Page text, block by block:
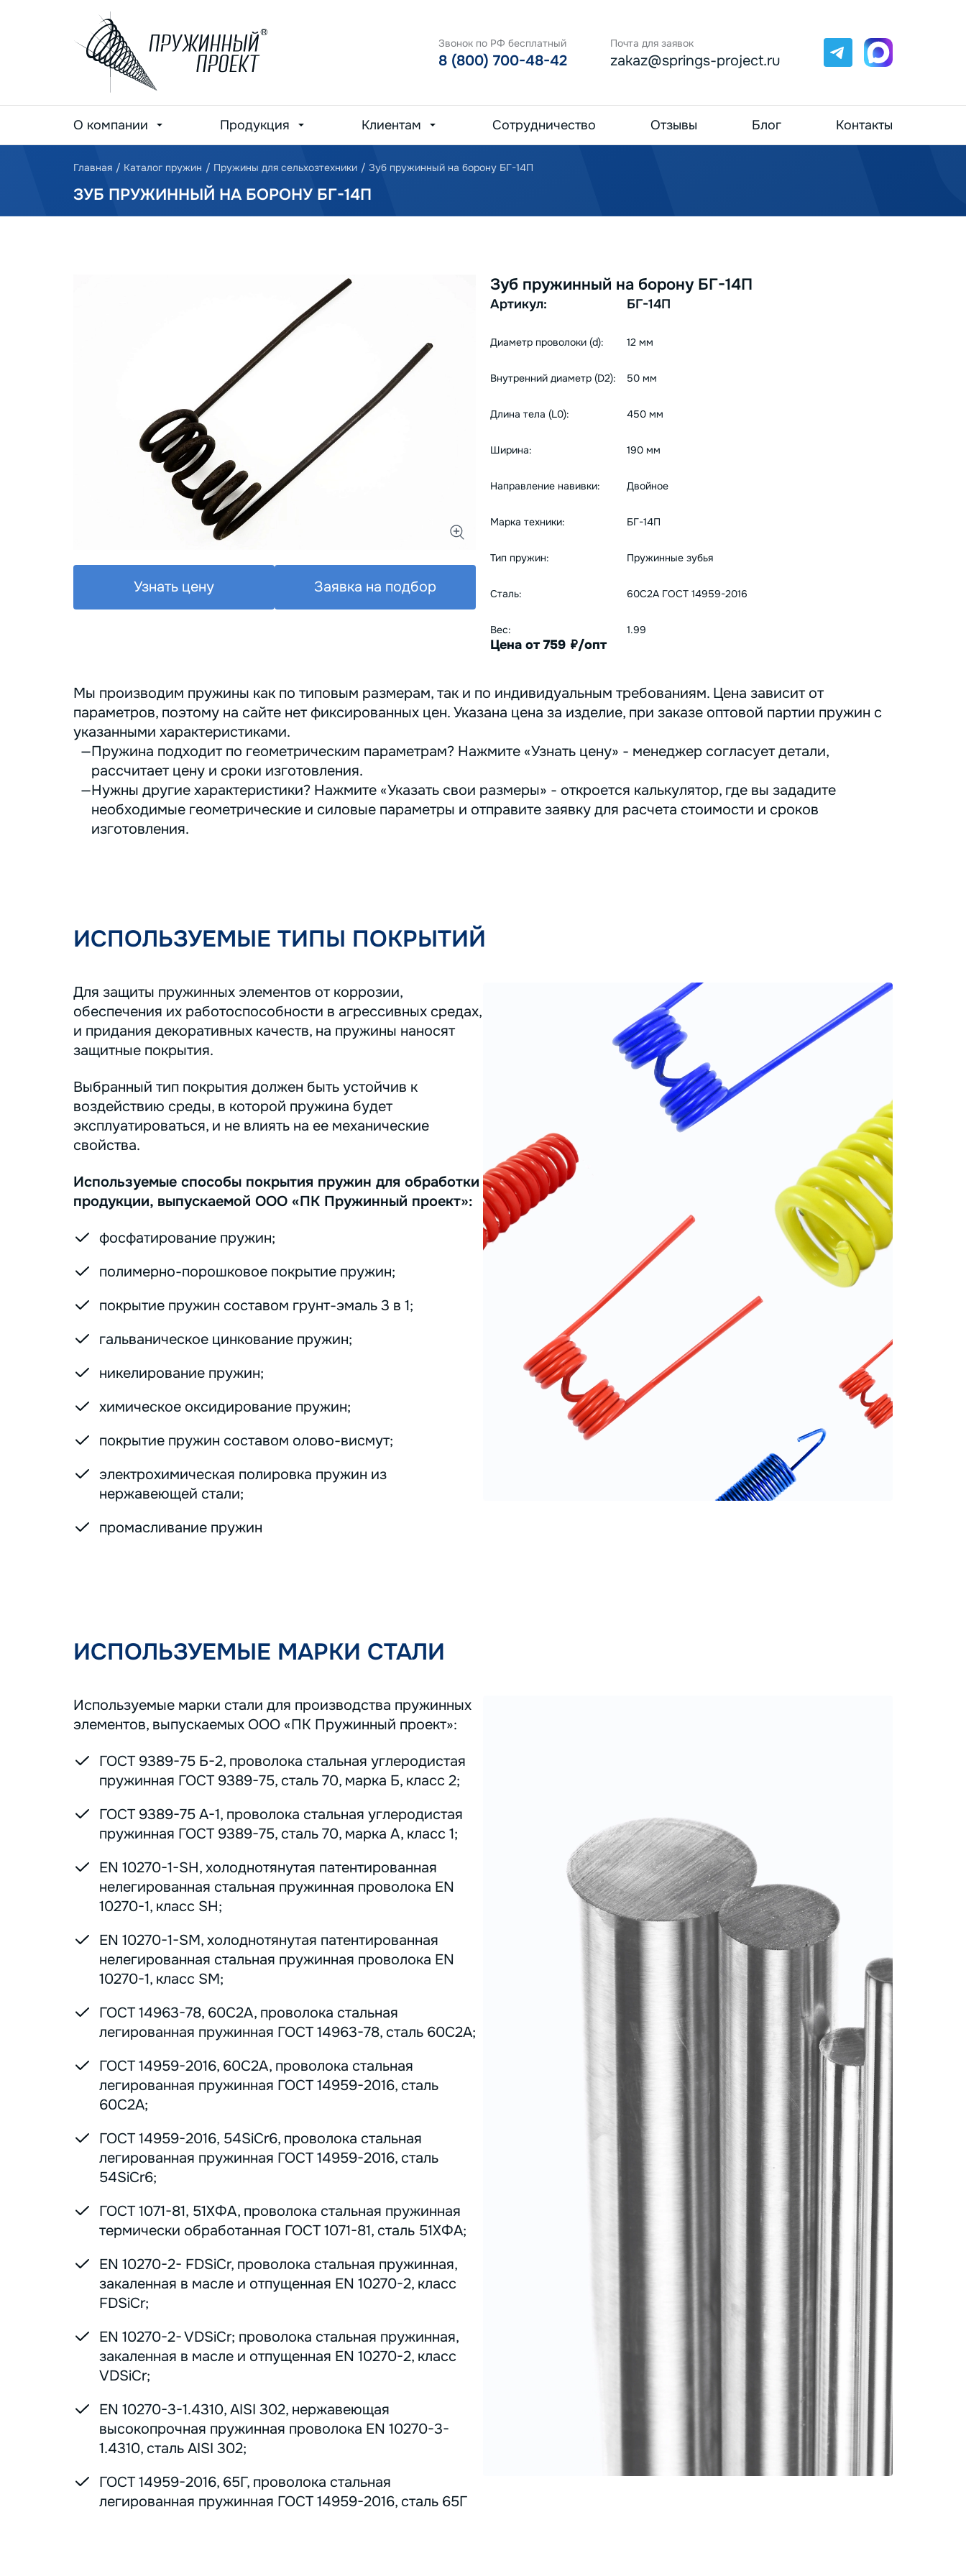
Звонок по РФ бесплатный
8 (800) 700-48-42
Почта для заявок
zakaz@springs-project.ru
Telegram
О компании Продукция Клиентам Сотрудничество Отзывы Блог Контакты
Главная / Каталог пружин / Пружины для сельхозтехники / Зуб пружинный на борону БГ-14П
ЗУБ ПРУЖИННЫЙ НА БОРОНУ БГ-14П
Зуб пружинный на борону БГ-14П
Артикул: БГ-14П
Диаметр проволоки (d): 12 мм
Внутренний диаметр (D2): 50 мм
Длина тела (L0): 450 мм
Ширина: 190 мм
Направление навивки: Двойное
Марка техники: БГ-14П
Тип пружин: Пружинные зубья
Сталь: 60С2А ГОСТ 14959-2016
Вес: 1.99
Цена от 759 руб./опт
Узнать цену Заявка на подбор
Мы производим пружины как по типовым размерам, так и по индивидуальным требованиям. Цена зависит от
параметров, поэтому на сайте нет фиксированных цен. Указана цена за изделие, при заказе оптовой партии пружин с
указанными характеристиками.
Пружина подходит по геометрическим параметрам? Нажмите «Узнать цену» - менеджер согласует детали,
рассчитает цену и сроки изготовления.
Нужны другие характеристики? Нажмите «Указать свои размеры» - откроется калькулятор, где вы зададите
необходимые геометрические и силовые параметры и отправите заявку для расчета стоимости и сроков
изготовления.
ИСПОЛЬЗУЕМЫЕ ТИПЫ ПОКРЫТИЙ
Для защиты пружинных элементов от коррозии,
обеспечения их работоспособности в агрессивных средах,
и придания декоративных качеств, на пружины наносят
защитные покрытия.
Выбранный тип покрытия должен быть устойчив к
воздействию среды, в которой пружина будет
эксплуатироваться, и не влиять на ее механические
свойства.
Используемые способы покрытия пружин для обработки
продукции, выпускаемой ООО «ПК Пружинный проект»:
фосфатирование пружин;
полимерно-порошковое покрытие пружин;
покрытие пружин составом грунт-эмаль 3 в 1;
гальваническое цинкование пружин;
никелирование пружин;
химическое оксидирование пружин;
покрытие пружин составом олово-висмут;
электрохимическая полировка пружин из
нержавеющей стали;
промасливание пружин
ИСПОЛЬЗУЕМЫЕ МАРКИ СТАЛИ
Используемые марки стали для производства пружинных
элементов, выпускаемых ООО «ПК Пружинный проект»:
ГОСТ 9389-75 Б-2, проволока стальная углеродистая
пружинная ГОСТ 9389-75, сталь 70, марка Б, класс 2;
ГОСТ 9389-75 А-1, проволока стальная углеродистая
пружинная ГОСТ 9389-75, сталь 70, марка А, класс 1;
EN 10270-1-SH, холоднотянутая патентированная
нелегированная стальная пружинная проволока EN
10270-1, класс SH;
EN 10270-1-SM, холоднотянутая патентированная
нелегированная стальная пружинная проволока EN
10270-1, класс SM;
ГОСТ 14963-78, 60С2А, проволока стальная
легированная пружинная ГОСТ 14963-78, сталь 60С2А;
ГОСТ 14959-2016, 60С2А, проволока стальная
легированная пружинная ГОСТ 14959-2016, сталь
60С2А;
ГОСТ 14959-2016, 54SiCr6, проволока стальная
легированная пружинная ГОСТ 14959-2016, сталь
54SiCr6;
ГОСТ 1071-81, 51ХФА, проволока стальная пружинная
термически обработанная ГОСТ 1071-81, сталь 51ХФА;
EN 10270-2- FDSiCr, проволока стальная пружинная,
закаленная в масле и отпущенная EN 10270-2, класс
FDSiCr;
EN 10270-2- VDSiCr; проволока стальная пружинная,
закаленная в масле и отпущенная EN 10270-2, класс
VDSiCr;
EN 10270-3-1.4310, AISI 302, нержавеющая
высокопрочная пружинная проволока EN 10270-3-
1.4310, сталь AISI 302;
ГОСТ 14959-2016, 65Г, проволока стальная
легированная пружинная ГОСТ 14959-2016, сталь 65Г